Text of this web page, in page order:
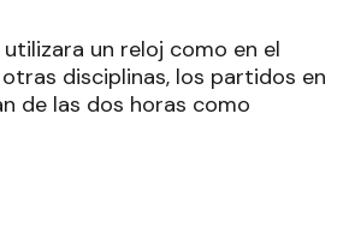
utilizara un reloj como en el
disciplinas, los partidos en
de las dos horas como